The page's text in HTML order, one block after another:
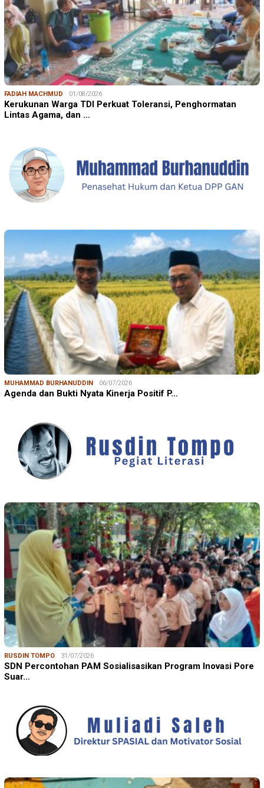
FADIAH MACHMUD 01/08/2026
Kerukunan Warga TDI Perkuat Toleransi, Penghormatan
Lintas Agama, dan …
MUHAMMAD BURHANUDDIN 06/07/2026
Agenda dan Bukti Nyata Kinerja Positif P…
RUSDIN TOMPO 31/07/2026
SDN Percontohan PAM Sosialisasikan Program Inovasi Pore
Suar…